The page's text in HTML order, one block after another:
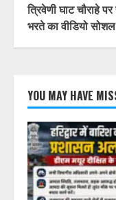
त्रिवेणी घाट चौराहे
भरते का वीडियो
YOU MAY HAVE